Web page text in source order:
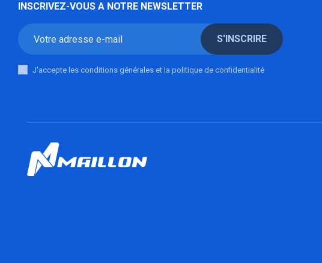
INSCRIVEZ-VOUS A NOTRE NEWSLETTER
S'INSCRIRE
J'accepte les conditions générales et la politique de confidentialité